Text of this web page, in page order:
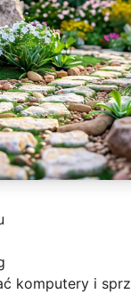
komputery i